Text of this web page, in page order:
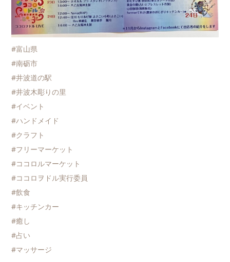
#富山県
#南砺市
#井波道の駅
#井波木彫りの里
#イベント
#ハンドメイド
#クラフト
#フリーマーケット
#ココロルマーケット
#ココロヲドル実行委員
#飲食
#キッチンカー
#癒し
#占い
#マッサージ